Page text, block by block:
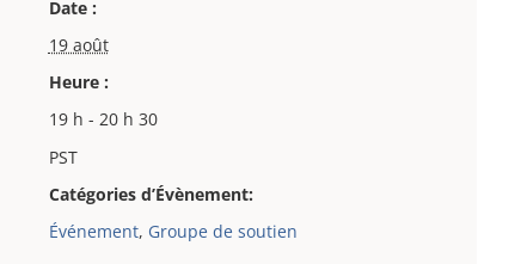
Date :
19 août
Heure :
19 h - 20 h 30
PST
Catégories d’Évènement:
Événement, Groupe de soutien